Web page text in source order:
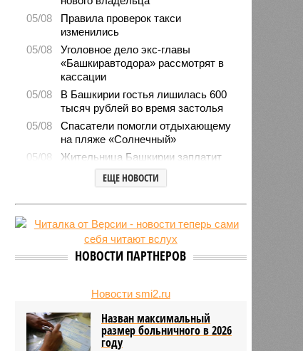
05/08
Правила проверок такси
изменились
05/08
Уголовное дело экс-главы
«Башкиравтодора» рассмотрят в
кассации
05/08
В Башкирии гостья лишилась 600
тысяч рублей во время застолья
05/08
Спасатели помогли отдыхающему
на пляже «Солнечный»
05/08
Жительница Башкирии заплатит
штраф за грубое общение в
мессенджереЕЩЕ НОВОСТИ
НОВОСТИ ПАРТНЕРОВ
Новости smi2.ru
Назван максимальный
размер больничного в 2026
году